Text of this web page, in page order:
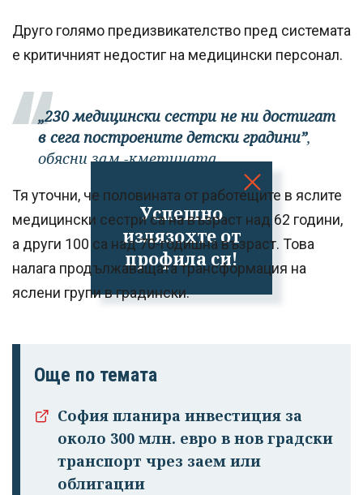
Успешно
излязохте от
профила си!
Друго голямо предизвикателство пред системата
е критичният недостиг на медицински персонал.
„230 медицински сестри не ни достигат
в сега построените детски градини”,
обясни зам.-кметицата
Тя уточни, че половината от работещите в яслите
медицински сестри са на възраст над 62 години,
а други 100 са над 70-годишна възраст. Това
налага продължаващата трансформация на
яслени групи в градински.
Още по темата
София планира инвестиция за
около 300 млн. евро в нов градски
транспорт чрез заем или
облигации